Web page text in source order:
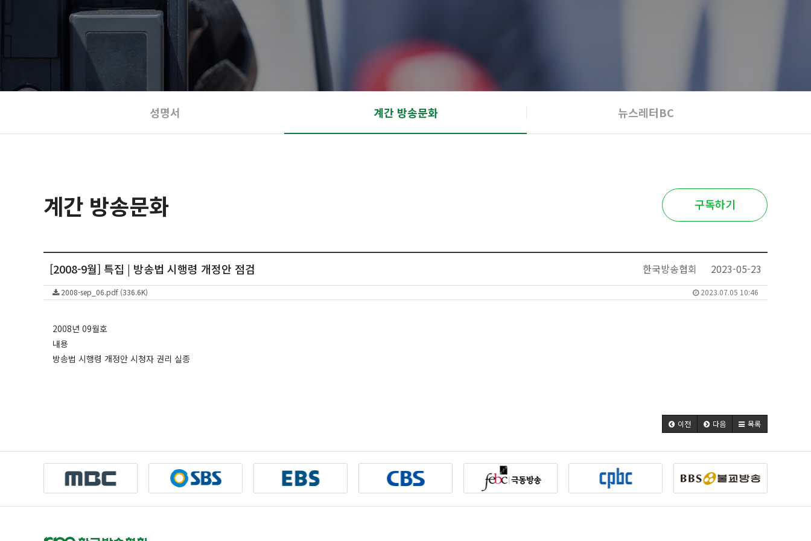
성명서 계간 방송문화 뉴스레터BC
계간 방송문화 구독하기
[2008-9월] 특집 | 방송법 시행령 개정안 점검 한국방송협회 2023-05-23
2023.07.05 10:46
2008-sep_06.pdf (336.6K)
2008년 09월호
내용
방송법 시행령 개정안 시청자 권리 실종
이전 다음 목록